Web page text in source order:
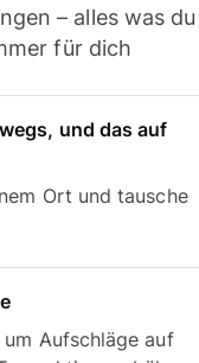
– alles was du
für dich
und das auf
Ort und tausche
Aufschläge auf